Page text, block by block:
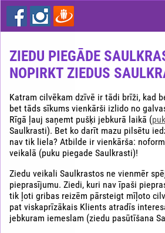
Ziedu
piegāde
rīgā
ZIEDU PIEGĀDE
NOPIRKT ZIEDUS
Katram cilvēkam dzīvē ir tādi brīži, kad
bet tāds sīkums vienkārši izlido no
Rīgā ļauj saņemt pušķi jebkurā laikā (
Saulkrasti). Bet ko darīt mazu pilsētu
nav tik liela? Atbilde ir vienkārša:
veikalā (puku piegade Saulkrasti)!
Ziedu veikali Saulkrastos ne vienmēr
pieprasījumu. Ziedi, kuri nav īpaši
tik ļoti gribas reizēm pārsteigt mīļoto
pat viskaprīzākais Klients atradīs
jebkuram iemeslam (ziedu pasūtīšana